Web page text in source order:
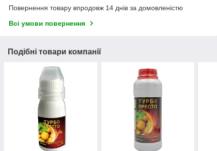
Повернення товару впродовж 14 днів за домовленістю
Всі умови повернення
Подібні товари компанії